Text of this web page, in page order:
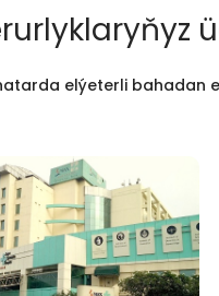
elýeterli bahadan